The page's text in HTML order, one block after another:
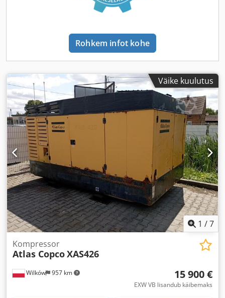
Rohkem infot kohe
Väike kuulutus
1 /7
Wilków 957 km
Kompressor
Atlas CopcoXAS426
15 900 €
EXW VB lisandub käibemaks